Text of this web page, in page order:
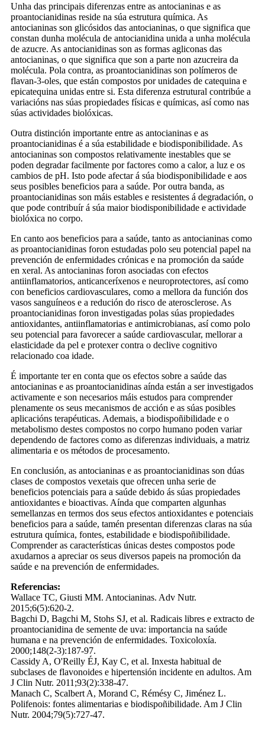
Unha das principais diferenzas entre as antocianinas e as
proantocianidinas reside na súa estrutura química. As
antocianinas son glicósidos das antocianinas, o que significa que
constan dunha molécula de antocianidina unida a unha molécula
de azucre. As antocianidinas son as formas agliconas das
antocianinas, o que significa que son a parte non azucreira da
molécula. Pola contra, as proantocianidinas son polímeros de
flavan-3-oles, que están compostos por unidades de catequina e
epicatequina unidas entre si. Esta diferenza estrutural contribúe a
variacións nas súas propiedades físicas e químicas, así como nas
súas actividades biolóxicas.
Outra distinción importante entre as antocianinas e as
proantocianidinas é a súa estabilidade e biodisponibilidade. As
antocianinas son compostos relativamente inestables que se
poden degradar facilmente por factores como a calor, a luz e os
cambios de pH. Isto pode afectar á súa biodisponibilidade e aos
seus posibles beneficios para a saúde. Por outra banda, as
proantocianidinas son máis estables e resistentes á degradación, o
que pode contribuír á súa maior biodisponibilidade e actividade
biolóxica no corpo.
En canto aos beneficios para a saúde, tanto as antocianinas como
as proantocianidinas foron estudadas polo seu potencial papel na
prevención de enfermidades crónicas e na promoción da saúde
en xeral. As antocianinas foron asociadas con efectos
antiinflamatorios, anticanceríxenos e neuroprotectores, así como
con beneficios cardiovasculares, como a mellora da función dos
vasos sanguíneos e a redución do risco de aterosclerose. As
proantocianidinas foron investigadas polas súas propiedades
antioxidantes, antiinflamatorias e antimicrobianas, así como polo
seu potencial para favorecer a saúde cardiovascular, mellorar a
elasticidade da pel e protexer contra o declive cognitivo
relacionado coa idade.
É importante ter en conta que os efectos sobre a saúde das
antocianinas e as proantocianidinas aínda están a ser investigados
activamente e son necesarios máis estudos para comprender
plenamente os seus mecanismos de acción e as súas posibles
aplicacións terapéuticas. Ademais, a biodispoñibilidade e o
metabolismo destes compostos no corpo humano poden variar
dependendo de factores como as diferenzas individuais, a matriz
alimentaria e os métodos de procesamento.
En conclusión, as antocianinas e as proantocianidinas son dúas
clases de compostos vexetais que ofrecen unha serie de
beneficios potenciais para a saúde debido ás súas propiedades
antioxidantes e bioactivas. Aínda que comparten algunhas
semellanzas en termos dos seus efectos antioxidantes e potenciais
beneficios para a saúde, tamén presentan diferenzas claras na súa
estrutura química, fontes, estabilidade e biodispoñibilidade.
Comprender as características únicas destes compostos pode
axudarnos a apreciar os seus diversos papeis na promoción da
saúde e na prevención de enfermidades.
Referencias:
Wallace TC, Giusti MM. Antocianinas. Adv Nutr.
2015;6(5):620-2.
Bagchi D, Bagchi M, Stohs SJ, et al. Radicais libres e extracto de
proantocianidina de semente de uva: importancia na saúde
humana e na prevención de enfermidades. Toxicoloxía.
2000;148(2-3):187-97.
Cassidy A, O'Reilly ÉJ, Kay C, et al. Inxesta habitual de
subclases de flavonoides e hipertensión incidente en adultos. Am
J Clin Nutr. 2011;93(2):338-47.
Manach C, Scalbert A, Morand C, Rémésy C, Jiménez L.
Polifenois: fontes alimentarias e biodispoñibilidade. Am J Clin
Nutr. 2004;79(5):727-47.